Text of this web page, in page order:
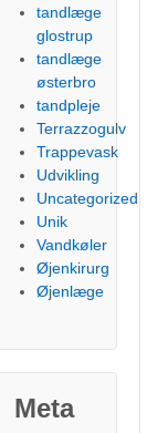
tandlæge
glostrup
tandlæge
østerbro
tandpleje
Terrazzogulv
Trappevask
Udvikling
Uncategorized
Unik
Vandkøler
Øjenkirurg
Øjenlæge
Meta